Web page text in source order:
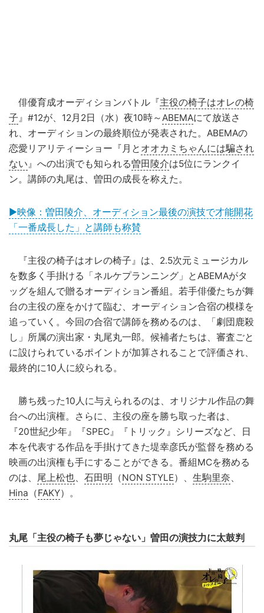
俳優育成オーディションバトル『主役の椅子はオレの椅
子』#12が、12月2日（水）夜10時～ABEMAにて放送さ
れ、オーディションの最終順位が発表された。ABEMAの
恋愛リアリティーショー『月と オオカミちゃんには騙され
ない』への出演でも知られる曽田陵介は5位にランクイ
ン。講師の丸尾は、曽田の成長を称えた。
▶映像：曽田陵介、オーディション最後の演技で才能開花
「一番成長した」と講師も称賛
『主役の椅子はオレの椅子』は、2.5次元ミュージカル
を数多く手掛ける「ネルケプランニング」とABEMAがタ
ッグを組んで贈るオーディション番組。若手俳優たちが舞
台の主役の座をかけて臨む、オーディション合宿の模様を
追っていく。今回の合宿で講師を務めるのは、「劇団鹿殺
し」所属の演出家・丸尾丸一郎。候補者たちは、審査ごと
に設けられているポイントが加算されることで評価され、
最終的に10人に絞られる。
勝ち残った10人に与えられるのは、オリジナル作品の舞
台への出演権。さらに、主役の座を勝ち取った者は、
『20世紀少年』『SPEC』『トリック』シリーズなど、日
本を代表する作品を手掛けてきた堤幸彦氏が監督を務める
映画の出演権も手にすることができる。番組MCを務める
のは、 尾上松也、 石田明 （NON STYLE）、 生駒里奈、
Hina （FAKY）。
丸尾「主役の椅子も夢じゃない」曽田の演技力に太鼓判